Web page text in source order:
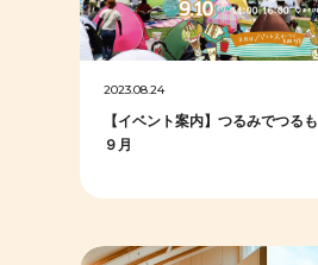
2023.08.24
【イベント案内】つるみでつる
９月